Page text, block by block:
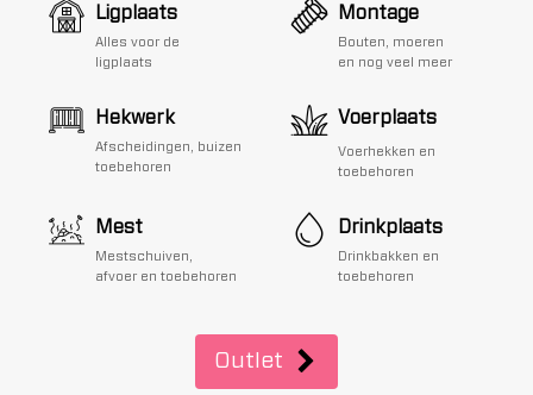
Ligplaats
Alles voor de
ligplaats
Montage
Bouten, moeren
en nog veel meer
Hekwerk
Afscheidingen, buizen
toebehoren
Voerplaats
Voerhekken en
toebehoren
Mest
Mestschuiven,
afvoer en toebehoren
Drinkplaats
Drinkbakken en
toebehoren
Outlet